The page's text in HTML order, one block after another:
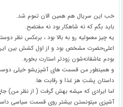
خب این سریال هم همین الان تموم شد.
باید بگم که نه شاهکار بود نه مفتضح.
یه چیز معمولیه رو به بالا بود ، برعکس نظر
اعلی‌حضرت مشخص بود و از اول کشش بین
بودم عاشقانه‌شون زودتر استارت بخوره.
و همینطور من قسمت های آشپزیشو خیلی
داستان پشتِ هز غذا و رقابت ها.
اما ایرادی که میشه بهش گرفت ( از نظر من)
آشپزی میتونستن بیشتر روی قسمت سیاسی